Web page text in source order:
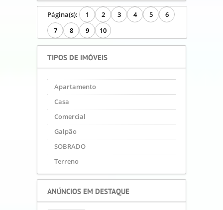
Página(s): 1 2 3 4 5
6
7
8 9 10
TIPOS DE IMÓVEIS
Apartamento
Casa
Comercial
Galpão
SOBRADO
Terreno
ANÚNCIOS EM DESTAQUE